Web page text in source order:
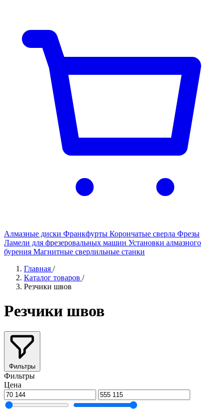
Алмазные диски Франкфурты Корончатые сверла Фрезы
Ламели для фрезеровальных машин Установки алмазного
бурения Магнитные сверлильные станки
Главная /
Каталог товаров /
Резчики швов
Резчики швов
Фильтры
Фильтры
Цена